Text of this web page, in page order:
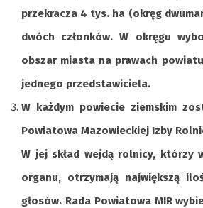
przekracza 4 tys. ha (okręg
dwóch członków. W okręgu
obszar miasta na prawach
jednego przedstawiciela.
W każdym powiecie ziemskim
Powiatowa Mazowieckiej Izby
W jej skład wejdą rolnicy, którzy
organu, otrzymają największą
głosów. Rada Powiatowa MIR